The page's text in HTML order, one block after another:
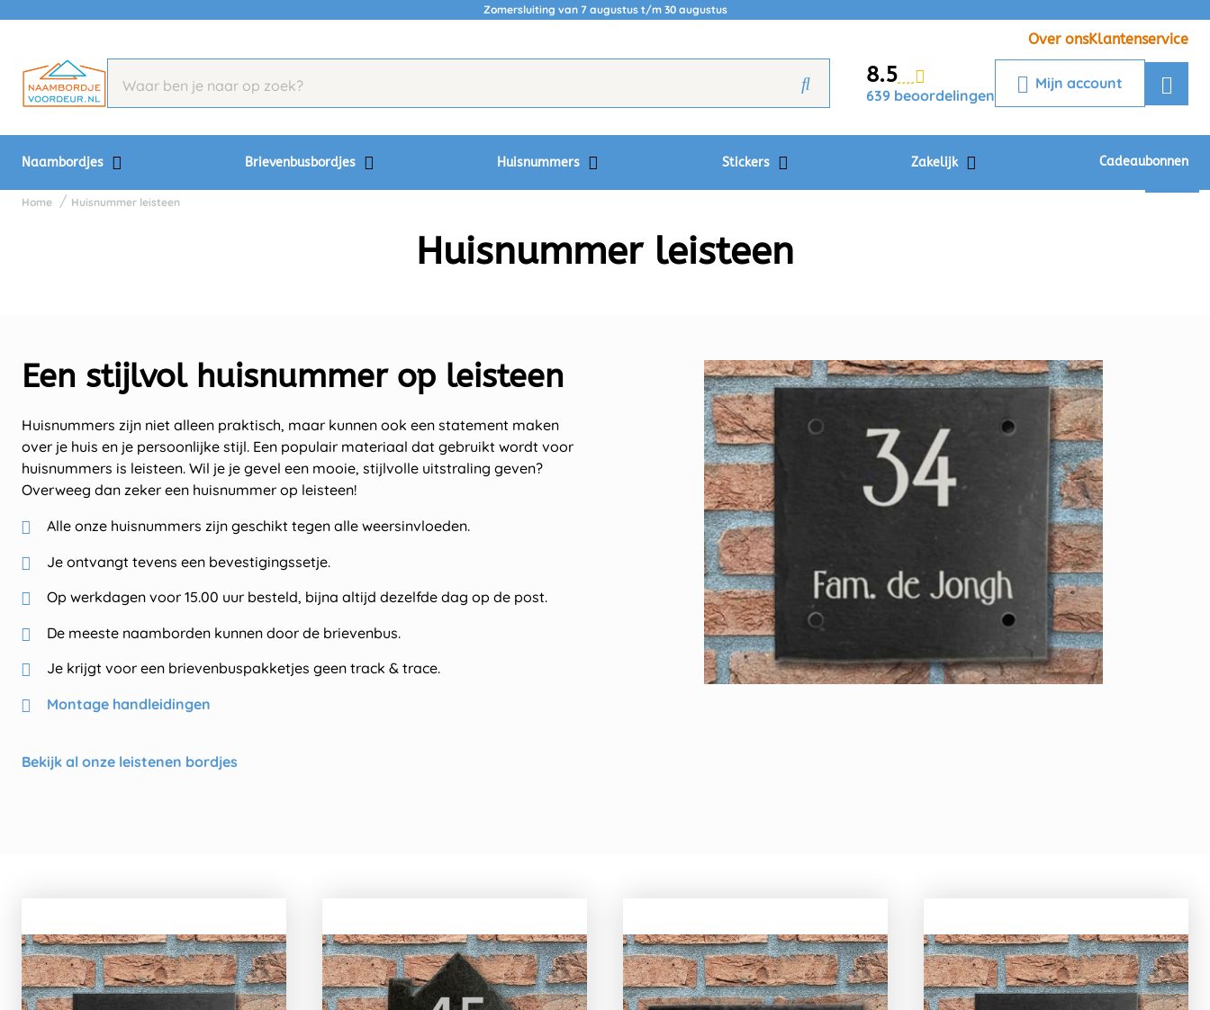
Zomersluiting van 7 augustus t/m 30 augustus
Over onsKlantenservice
8.5
639 beoordelingen
Mijn account
Naambordjes Brievenbusbordjes Huisnummers Stickers Zakelijk Cadeaubonnen
Krijg een antwoord op uw vraag
Chatbot
Chat 24/7 met onze chatbot voor
Contact
Home Huisnummer leisteen
Huisnummer leisteen
Een stijlvol huisnummer op leisteen
Huisnummers zijn niet alleen praktisch, maar kunnen ook een statement maken
over je huis en je persoonlijke stijl. Een populair materiaal dat gebruikt wordt voor
huisnummers is leisteen. Wil je je gevel een mooie, stijlvolle uitstraling geven?
Overweeg dan zeker een huisnummer op leisteen!
Alle onze huisnummers zijn geschikt tegen alle weersinvloeden.
Je ontvangt tevens een bevestigingssetje.
Op werkdagen voor 15.00 uur besteld, bijna altijd dezelfde dag op de post.
De meeste naamborden kunnen door de brievenbus.
Je krijgt voor een brievenbuspakketjes geen track & trace.
Montage handleidingen
Bekijk al onze leistenen bordjes